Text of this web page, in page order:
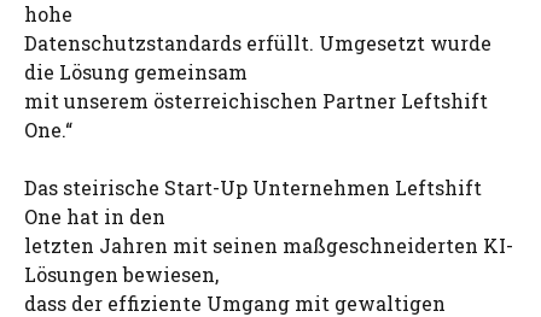
hohe
Datenschutzstandards erfüllt. Umgesetzt wurde
die Lösung gemeinsam
mit unserem österreichischen Partner Leftshift
One.“
Das steirische Start-Up Unternehmen Leftshift
One hat in den
letzten Jahren mit seinen maßgeschneiderten KI-
Lösungen bewiesen,
dass der effiziente Umgang mit gewaltigen